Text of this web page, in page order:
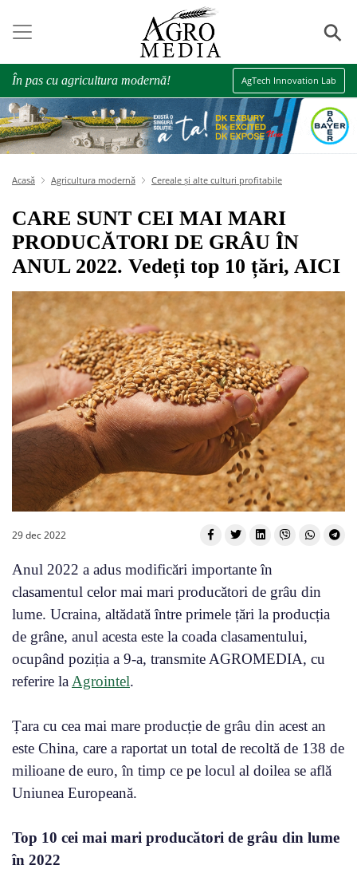
⚲
În pas cu agricultura modernă! AgTech Innovation Lab
Acasă Agricultura modernă Cereale și alte culturi profitabile
CARE SUNT CEI MAI MARI
PRODUCĂTORI DE GRÂU ÎN
ANUL 2022. Vedeți top 10 țări, AICI
29 dec 2022
Anul 2022 a adus modificări importante în
clasamentul celor mai mari producători de grâu din
lume. Ucraina, altădată între primele țări la producția
de grâne, anul acesta este la coada clasamentului,
ocupând poziția a 9-a, transmite AGROMEDIA, cu
referire la Agrointel.
Țara cu cea mai mare producție de grâu din acest an
este China, care a raportat un total de recoltă de 138 de
milioane de euro, în timp ce pe locul al doilea se află
Uniunea Europeană.
Top 10 cei mai mari producători de grâu din lume
în 2022